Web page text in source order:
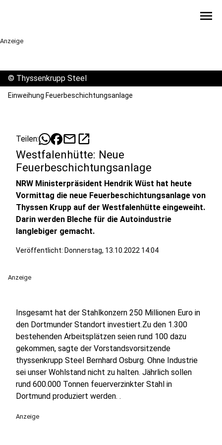
menu
Anzeige
© Thyssenkrupp Steel
Einweihung Feuerbeschichtungsanlage
Teilen: mailopen_in_new
Westfalenhütte: Neue
Feuerbeschichtungsanlage
NRW Ministerpräsident Hendrik Wüst hat heute
Vormittag die neue Feuerbeschichtungsanlage von
Thyssen Krupp auf der Westfalenhütte eingeweiht.
Darin werden Bleche für die Autoindustrie
langlebiger gemacht.
Veröffentlicht: Donnerstag, 13.10.2022 14:04
Anzeige
Insgesamt hat der Stahlkonzern 250 Millionen Euro in
den Dortmunder Standort investiert.Zu den 1.300
bestehenden Arbeitsplätzen seien rund 100 dazu
gekommen, sagte der Vorstandsvorsitzende
thyssenkrupp Steel Bernhard Osburg. Ohne Industrie
sei unser Wohlstand nicht zu halten. Jährlich sollen
rund 600.000 Tonnen feuerverzinkter Stahl in
Dortmund produziert werden. .
Anzeige